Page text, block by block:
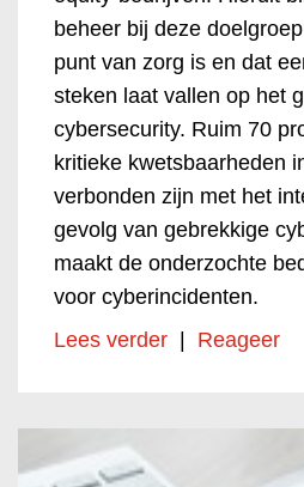
beheer bij deze
punt van zorg is en dat
steken laat vallen op het
cybersecurity. Ruim 70
kritieke kwetsbaarheden
verbonden zijn met het
gevolg van gebrekkige
maakt de onderzochte
voor cyberincidenten.
Lees verder
Reageer